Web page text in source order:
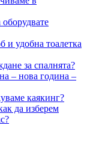
и удобна тоалетка
за спалнята?
– нова година –
каякинг?
да изберем